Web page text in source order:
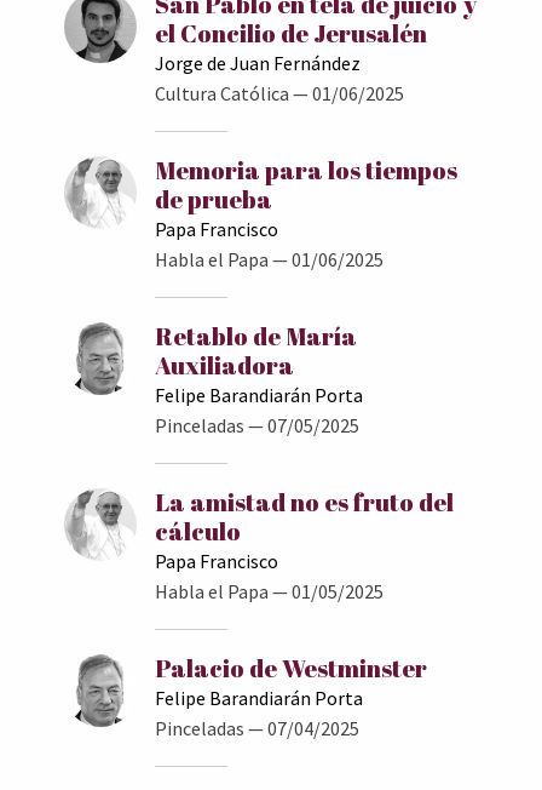
el Concilio de Jerusalén
Jorge de Juan Fernández
Cultura Católica — 01/06/2025
Memoria para los tiempos
de prueba
Papa Francisco
Habla el Papa — 01/06/2025
Retablo de María
Auxiliadora
Felipe Barandiarán Porta
Pinceladas — 07/05/2025
La amistad no es fruto del
cálculo
Papa Francisco
Habla el Papa — 01/05/2025
Palacio de Westminster
Felipe Barandiarán Porta
Pinceladas — 07/04/2025